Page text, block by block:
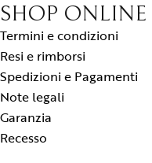
SHOP ONLINE
Termini e condizioni
Resi e rimborsi
Spedizioni e Pagamenti
Note legali
Garanzia
Recesso